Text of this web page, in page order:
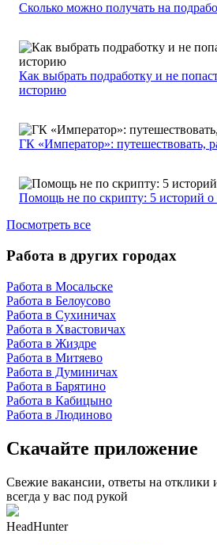
Сколько можно получать на
Как выбрать подработку и не
историю
ГК «Император»: путешествовать,
Помощь не по скрипту: 5 историй о
Посмотреть все
Работа в других городах
Работа в Мосальске
Работа в Белоусово
Работа в Сухиничах
Работа в Хвастовичах
Работа в Жиздре
Работа в Митяево
Работа в Думиничах
Работа в Барятино
Работа в Кабицыно
Работа в Людиново
Скачайте приложение
Свежие вакансии, ответы на
всегда у вас под рукой
HeadHunter